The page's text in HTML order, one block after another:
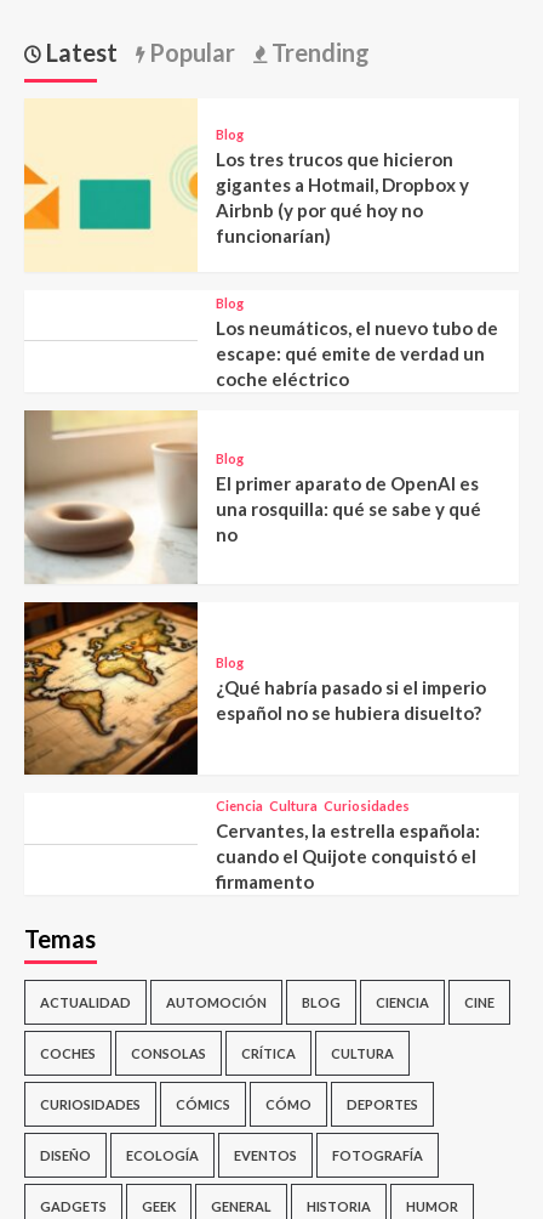
Latest Popular Trending
Blog
Los tres trucos que hicieron
gigantes a Hotmail, Dropbox y
Airbnb (y por qué hoy no
funcionarían)
Blog
Los neumáticos, el nuevo tubo de
escape: qué emite de verdad un
coche eléctrico
Blog
El primer aparato de OpenAI es
una rosquilla: qué se sabe y qué
no
Blog
¿Qué habría pasado si el imperio
español no se hubiera disuelto?
Ciencia Cultura Curiosidades
Cervantes, la estrella española:
cuando el Quijote conquistó el
firmamento
Temas
ACTUALIDAD AUTOMOCIÓN BLOG CIENCIA CINE
COCHES CONSOLAS CRÍTICA CULTURA
CURIOSIDADES CÓMICS CÓMO DEPORTES
DISEÑO ECOLOGÍA EVENTOS FOTOGRAFÍA
GADGETS GEEK GENERAL HISTORIA HUMOR